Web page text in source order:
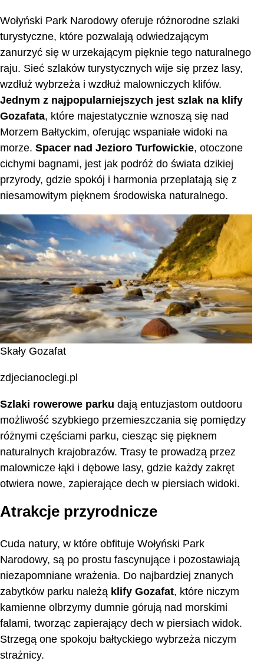
Wołyński Park Narodowy oferuje różnorodne szlaki
turystyczne, które pozwalają odwiedzającym
zanurzyć się w urzekającym pięknie tego naturalnego
raju. Sieć szlaków turystycznych wije się przez lasy,
wzdłuż wybrzeża i wzdłuż malowniczych klifów.
Jednym z najpopularniejszych jest szlak na klify
Gozafata, które majestatycznie wznoszą się nad
Morzem Bałtyckim, oferując wspaniałe widoki na
morze. Spacer nad Jezioro Turfowickie, otoczone
cichymi bagnami, jest jak podróż do świata dzikiej
przyrody, gdzie spokój i harmonia przeplatają się z
niesamowitym pięknem środowiska naturalnego.
Skały Gozafat
zdjecianoclegi.pl
Szlaki rowerowe parku dają entuzjastom outdooru
możliwość szybkiego przemieszczania się pomiędzy
różnymi częściami parku, ciesząc się pięknem
naturalnych krajobrazów. Trasy te prowadzą przez
malownicze łąki i dębowe lasy, gdzie każdy zakręt
otwiera nowe, zapierające dech w piersiach widoki.
Atrakcje przyrodnicze
Cuda natury, w które obfituje Wołyński Park
Narodowy, są po prostu fascynujące i pozostawiają
niezapomniane wrażenia. Do najbardziej znanych
zabytków parku należą klify Gozafat, które niczym
kamienne olbrzymy dumnie górują nad morskimi
falami, tworząc zapierający dech w piersiach widok.
Strzegą one spokoju bałtyckiego wybrzeża niczym
strażnicy.